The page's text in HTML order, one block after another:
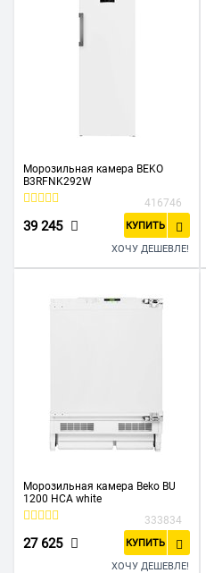
Морозильная камера BEKO
B3RFNK292W
416746
39 245 КУПИТЬ
ХОЧУ ДЕШЕВЛЕ!
Морозильная камера Beko BU
1200 HCA white
333834
27 625 КУПИТЬ
ХОЧУ ДЕШЕВЛЕ!